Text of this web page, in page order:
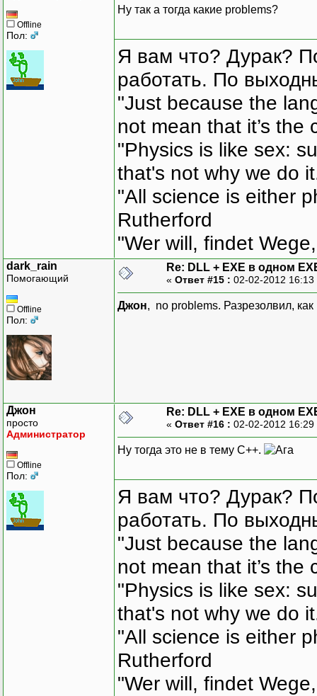
Offline
Пол:
Ну так а тогда какие problems?
Я вам что? Дурак?
работать. По
"Just because the
not mean that it’s the
"Physics is like sex:
that's not why we do
"All science is either
Rutherford
"Wer will, findet
dark_rain
Помогающий
Offline
Пол:
Re: DLL + EXE в одном
« Ответ #15 : 02-02-2012
Джон, no problems. Разрезолвил,
Джон
просто
Администратор
Offline
Пол:
Re: DLL + EXE в одном
« Ответ #16 : 02-02-2012
Ну тогда это не в тему С++.
Я вам что? Дурак?
работать. По
"Just because the
not mean that it’s the
"Physics is like sex:
that's not why we do
"All science is either
Rutherford
"Wer will, findet